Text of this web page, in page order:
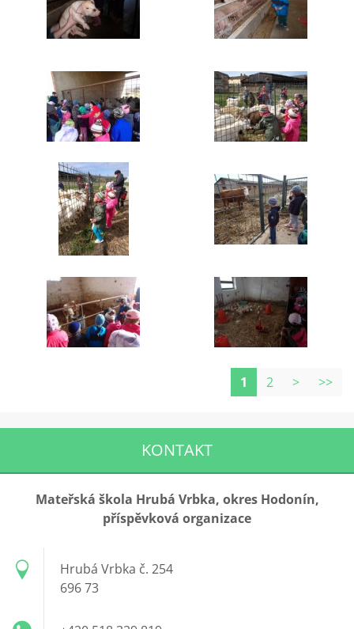
1 2 > >>
KONTAKT
Mateřská škola Hrubá Vrbka, okres Hodonín,
příspěvková organizace
Hrubá Vrbka č. 254
696 73